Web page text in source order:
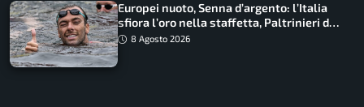
Europei nuoto, Senna d’argento: l’Italia
sfiora l’oro nella staffetta, Paltrinieri da
urlo, il bilancio azzurro
8 Agosto 2026